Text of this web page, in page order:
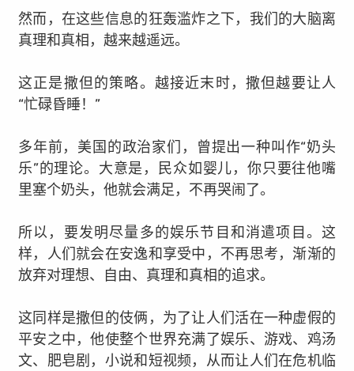
然而，在这些信息的狂轰滥炸之下，我们的大脑离
真理和真相，越来越遥远。
这正是撒但的策略。越接近末时，撒但越要让人
“忙碌昏睡！”
多年前，美国的政治家们，曾提出一种叫作“奶头
乐”的理论。 大意是，民众如婴儿，你只要往他嘴
里塞个奶头，他就会满足，不再哭闹了。
所以，要发明尽量多的娱乐节目和消遣项目。这
样，人们就会在安逸和享受中，不再思考，渐渐的
放弃对理想、自由、真理和真相的追求。
这同样是撒但的伎俩，为了让人们活在一种虚假的
平安之中，他使整个世界充满了娱乐、游戏、鸡汤
文、肥皂剧，小说和短视频，从而让人们在危机临